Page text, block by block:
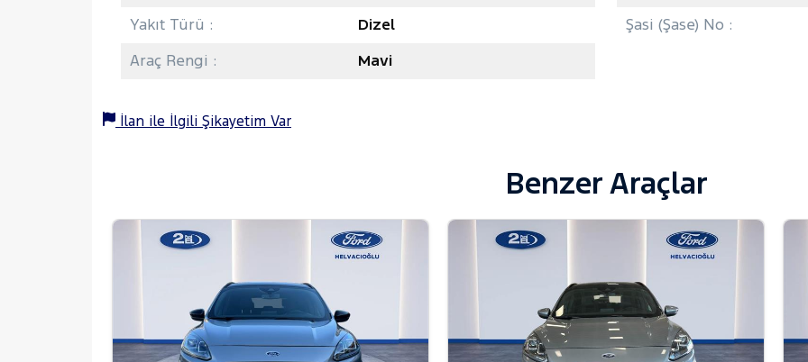
Yakıt Türü :
Dizel
Araç Rengi :
Mavi
Şasi (Şase) No :
İlan ile İlgili Şikayetim Var
Benzer Araçlar